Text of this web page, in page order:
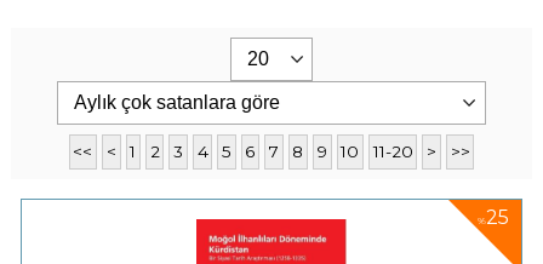
<< < 1 2 3 4 5 6 7 8 9 10 11-20 > >>
%25